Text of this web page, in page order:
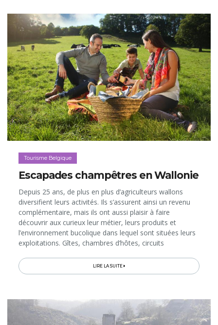
merveilles oubliées, attirant à elles des milliers de
visiteurs toute l’année…
Tourisme Belgique
Escapades champêtres en Wallonie
Depuis 25 ans, de plus en plus d’agriculteurs wallons
diversifient leurs activités. Ils s’assurent ainsi un revenu
complémentaire, mais ils ont aussi plaisir à faire
découvrir aux curieux leur métier, leurs produits et
l’environnement bucolique dans lequel sont situées leurs
exploitations. Gîtes, chambres d’hôtes, circuits
magasins ou encore restaurants à la ferme… De quoi
nous composer, à prix abordable, une escapade à la fois
LIRE LA SUITE